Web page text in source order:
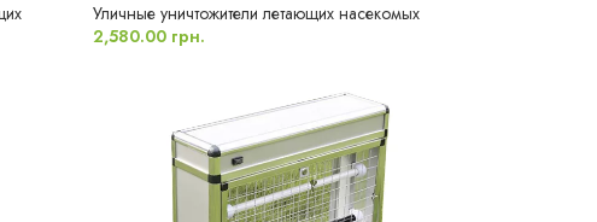
Уличные уничтожители летающих насекомых
2,580.00 грн.